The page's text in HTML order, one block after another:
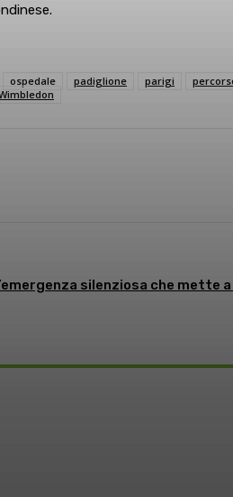
ospedale padiglione parigi
silenziosa che mette